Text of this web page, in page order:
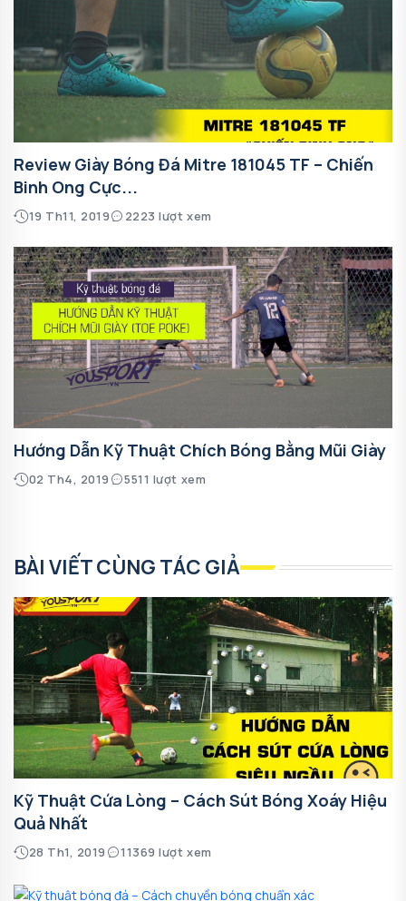
Review Giày Bóng Đá Mitre 181045 TF – Chiến
Binh Ong Cực...
19 Th11, 2019 2223 lượt xem
Hướng Dẫn Kỹ Thuật Chích Bóng Bằng Mũi Giày
02 Th4, 2019 5511 lượt xem
BÀI VIẾT CÙNG TÁC GIẢ
Kỹ Thuật Cứa Lòng – Cách Sút Bóng Xoáy Hiệu
Quả Nhất
28 Th1, 2019 11369 lượt xem